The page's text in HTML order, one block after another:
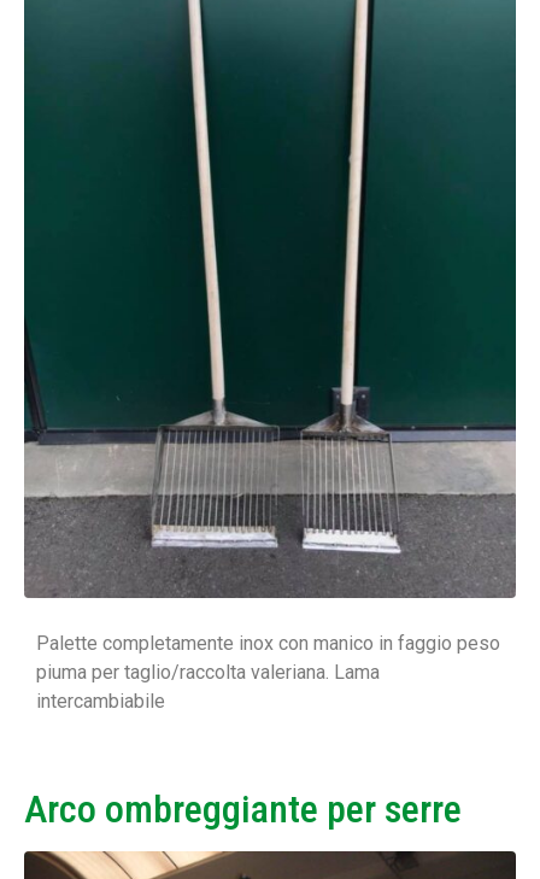
Palette completamente inox con manico in faggio peso
piuma per taglio/raccolta valeriana. Lama
intercambiabile
Arco ombreggiante per serre